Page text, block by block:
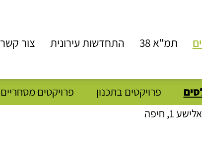
תמ"א 38 התחדשות עירונית צור קשר
פרויקטים בתכנון פרויקטים מסחריים
אלישע 1, חיפה